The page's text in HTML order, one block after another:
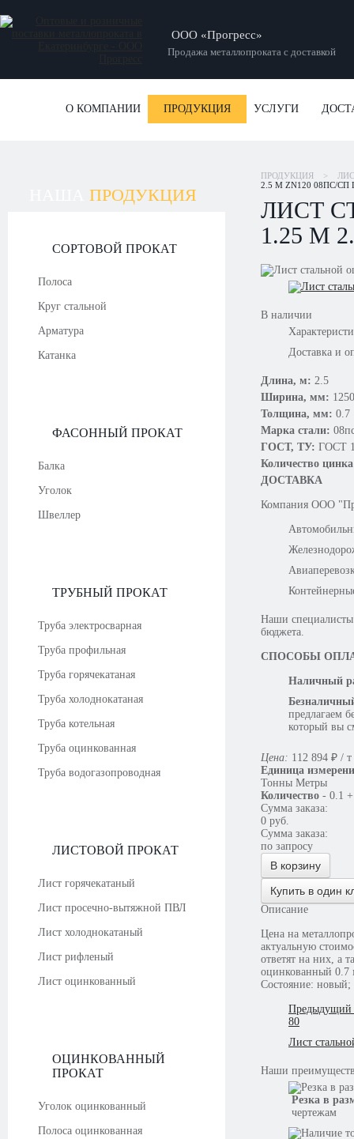
ООО «Прогресс»
Продажа металлопроката с доставкой
О КОМПАНИИ ПРОДУКЦИЯ УСЛУГИ
ПРОДУКЦИЯ
СОРТОВОЙ ПРОКАТ
Полоса
Круг стальной
Арматура
Катанка
ФАСОННЫЙ ПРОКАТ
Балка
Уголок
Швеллер
ТРУБНЫЙ ПРОКАТ
Труба электросварная
Труба профильная
Труба горячекатаная
Труба холоднокатаная
Труба котельная
Труба оцинкованная
Труба водогазопроводная
ЛИСТОВОЙ ПРОКАТ
Лист горячекатаный
Лист просечно-вытяжной ПВЛ
Лист холоднокатаный
Лист рифленый
Лист оцинкованный
ОЦИНКОВАННЫЙ
ПРОКАТ
Уголок оцинкованный
Полоса оцинкованная
ПРОДУКЦИЯ >
2.5 М ZN120 08ПС/СП
ЛИСТ
1.25 М
В наличии
Доставка и
Длина, м: 2.5
Ширина, мм: 1250
Толщина, мм: 0.7
Марка стали:
ГОСТ, ТУ: ГОСТ
Количество
ДОСТАВКА
Компания OOO
Наши специалисты
бюджета.
СПОСОБЫ
Наличный
предлагаем
который вы
Цена: 112 894 ₽ / т
Единица
Тонны Метры
Количество - 0.1 +
Сумма заказа:
0 руб.
Сумма заказа:
по запросу
В корзину
Купить в один
Описание
Цена на
актуальную
ответят на них, а
оцинкованный 0.7
Состояние:
Предыдущий
80
Лист
Наши
Резка в
чертежам